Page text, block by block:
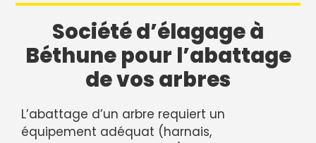
Société d’élagage à
Béthune pour l’abattage
de vos arbres
L’abattage d’un arbre requiert un
équipement adéquat (harnais,